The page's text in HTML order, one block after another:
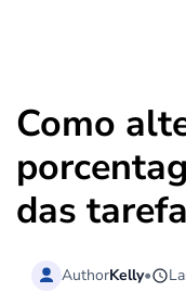
Como
das
AuthorKelly•